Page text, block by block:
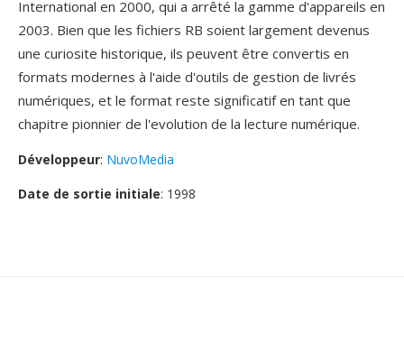
International en 2000, qui a arrêté la gamme d'appareils en
2003. Bien que les fichiers RB soient largement devenus
une curiosite historique, ils peuvent être convertis en
formats modernes à l'aide d'outils de gestion de livrés
numériques, et le format reste significatif en tant que
chapitre pionnier de l'evolution de la lecture numérique.
Développeur: NuvoMedia
Date de sortie initiale: 1998